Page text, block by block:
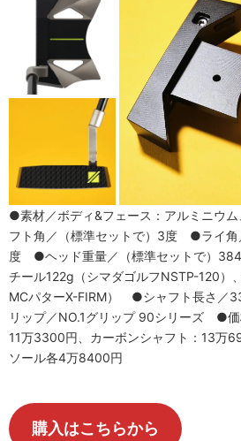
●素材／ボディ&フェース：アルミニウ
フト角／（標準セットで）3度 ●ライ角
度 ●ヘッド重量／（標準セットで）
チール122g（シマダゴルフNSTP-120）
MCパターX-FIRM） ●シャフト長さ
リップ／NO.1グリップ 90シリーズ ●価
11万3300円、カーボンシャフト：13
ソール各4万8400円
購入はこちらから